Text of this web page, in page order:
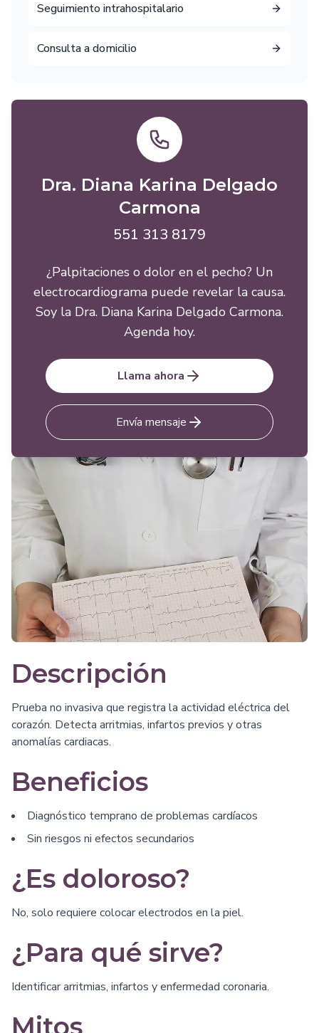
Seguimiento intrahospitalario
Consulta a domicilio
Dra. Diana Karina Delgado
Carmona
551 313 8179
¿Palpitaciones o dolor en el pecho? Un
electrocardiograma puede revelar la causa.
Soy la Dra. Diana Karina Delgado Carmona.
Agenda hoy.
Llama ahora
Envía mensaje
Descripción
Prueba no invasiva que registra la actividad eléctrica del
corazón. Detecta arritmias, infartos previos y otras
anomalías cardiacas.
Beneficios
Diagnóstico temprano de problemas cardíacos
Sin riesgos ni efectos secundarios
¿Es doloroso?
No, solo requiere colocar electrodos en la piel.
¿Para qué sirve?
Identificar arritmias, infartos y enfermedad coronaria.
Mitos